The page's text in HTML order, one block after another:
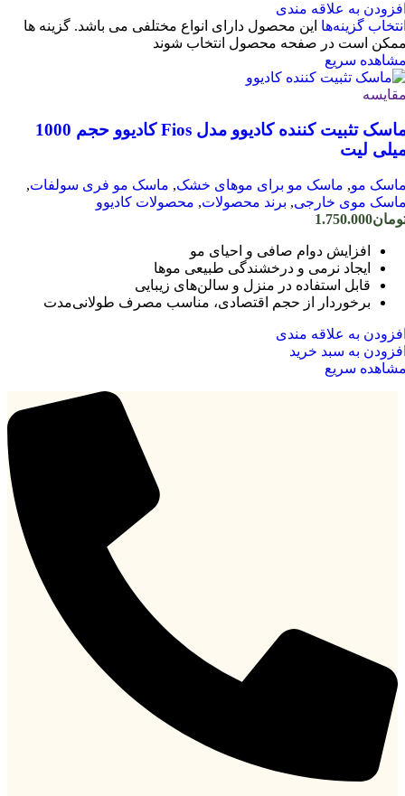
به علاقه مندی
گزینه‌ها این محصول دارای انواع مختلفی می باشد. گزینه ها
است در صفحه محصول انتخاب شوند
سریع
ماسک تثبیت کننده کادیوو مدل Fios کادیوو حجم 1000
لیت
مو, ماسک مو برای موهای خشک, ماسک مو فری سولفات,
موی خارجی, برند محصولات, محصولات کادیوو
1.750.000
افزایش دوام صافی و احیای مو
ایجاد نرمی و درخشندگی طبیعی موها
قابل استفاده در منزل و سالن‌های زیبایی
برخوردار از حجم اقتصادی، مناسب مصرف طولانی‌مدت
به علاقه مندی
به سبد خرید
سریع